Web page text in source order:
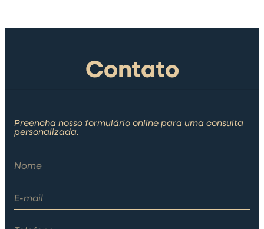
Contato
Preencha nosso formulário online para uma consulta
personalizada.